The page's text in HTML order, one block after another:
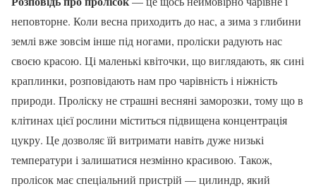
неповторне. Коли весна приходить до нас, а зима з глибини
землі вже зовсім інше під ногами, проліски радують нас
своєю красою. Ці маленькі квіточки, що виглядають, як сині
краплинки, розповідають нам про чарівність і ніжність
природи. Проліску не страшні весняні заморозки, тому що в
клітинах цієї рослини міститься підвищена концентрація
цукру. Це дозволяє їй витримати навіть дуже низькі
температури і залишатися незмінно красивою. Також,
пролісок має спеціальний пристрій — цилиндр, який